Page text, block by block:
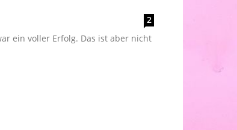
2
ein voller Erfolg. Das ist aber nicht